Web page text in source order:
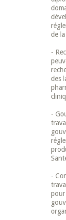
de
-
des
-
-
pour